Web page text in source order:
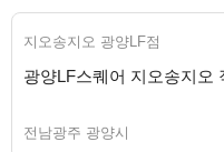
지오송지오 광양LF점
광양LF스퀘어 지오송지오
전남광주 광양시